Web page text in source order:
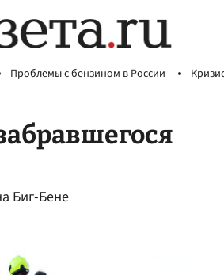
Проблемы с бензином в России
Биг-Бене